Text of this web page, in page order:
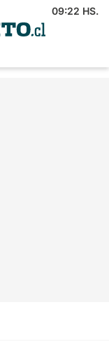
09:22 HS.